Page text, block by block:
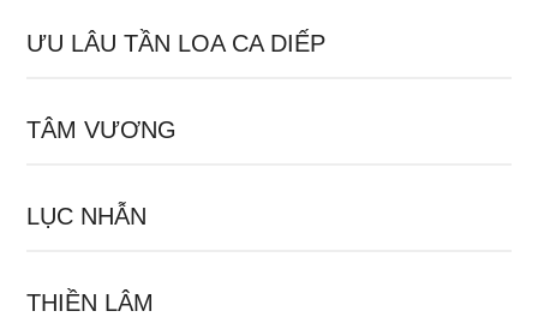
ƯU LÂU TẦN LOA CA DIẾP
TÂM VƯƠNG
LỤC NHẪN
THIỀN LÂM